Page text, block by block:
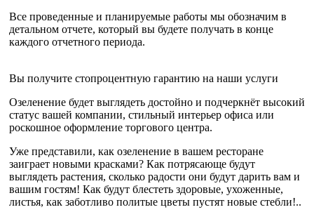
Все проведенные и планируемые работы мы обозначим в
детальном отчете, который вы будете получать в конце
каждого отчетного периода.
Вы получите стопроцентную гарантию на наши услуги
Озеленение будет выглядеть достойно и подчеркнёт высокий
статус вашей компании, стильный интерьер офиса или
роскошное оформление торгового центра.
Уже представили, как озеленение в вашем ресторане
заиграет новыми красками? Как потрясающе будут
выглядеть растения, сколько радости они будут дарить вам и
вашим гостям! Как будут блестеть здоровые, ухоженные,
листья, как заботливо политые цветы пустят новые стебли!..